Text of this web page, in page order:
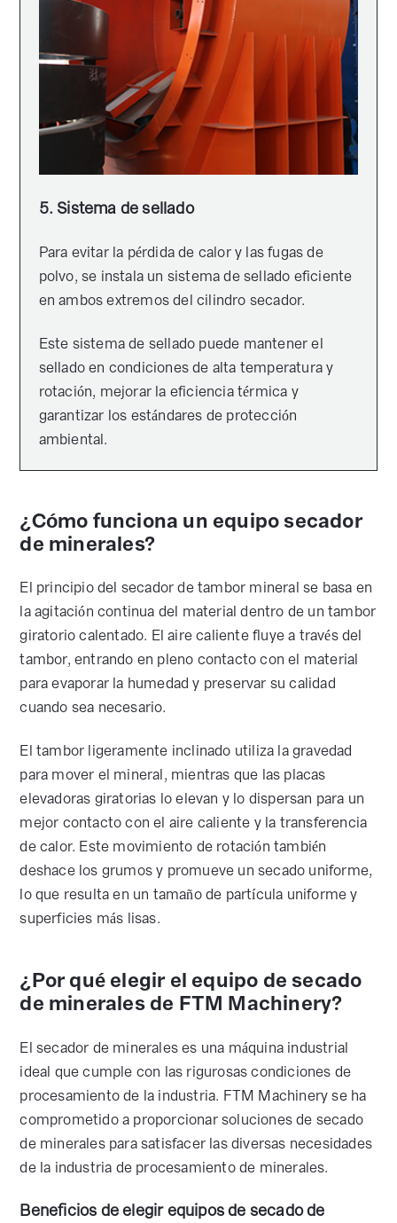
5. Sistema de sellado
Para evitar la pérdida de calor y las fugas de
polvo, se instala un sistema de sellado eficiente
en ambos extremos del cilindro secador.
Este sistema de sellado puede mantener el
sellado en condiciones de alta temperatura y
rotación, mejorar la eficiencia térmica y
garantizar los estándares de protección
ambiental.
¿Cómo funciona un equipo secador
de minerales?
El principio del secador de tambor mineral se basa en
la agitación continua del material dentro de un tambor
giratorio calentado. El aire caliente fluye a través del
tambor, entrando en pleno contacto con el material
para evaporar la humedad y preservar su calidad
cuando sea necesario.
El tambor ligeramente inclinado utiliza la gravedad
para mover el mineral, mientras que las placas
elevadoras giratorias lo elevan y lo dispersan para un
mejor contacto con el aire caliente y la transferencia
de calor. Este movimiento de rotación también
deshace los grumos y promueve un secado uniforme,
lo que resulta en un tamaño de partícula uniforme y
superficies más lisas.
¿Por qué elegir el equipo de secado
de minerales de FTM Machinery?
El secador de minerales es una máquina industrial
ideal que cumple con las rigurosas condiciones de
procesamiento de la industria. FTM Machinery se ha
comprometido a proporcionar soluciones de secado
de minerales para satisfacer las diversas necesidades
de la industria de procesamiento de minerales.
Beneficios de elegir equipos de secado de